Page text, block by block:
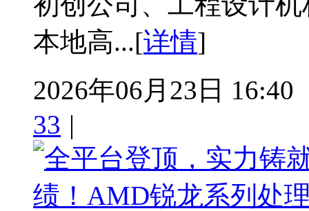
本地高...[详情]
2026年06月23日 16:40
33 |